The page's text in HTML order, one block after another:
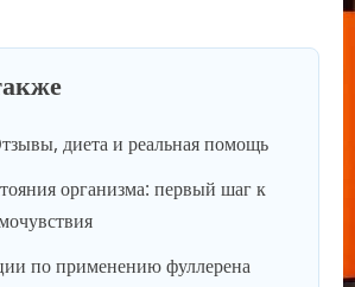
диета и реальная помощь
организма: первый шаг к
по применению фуллерена